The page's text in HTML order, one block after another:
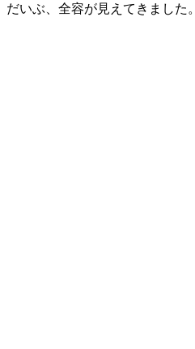
だいぶ、全容が見えてきました。